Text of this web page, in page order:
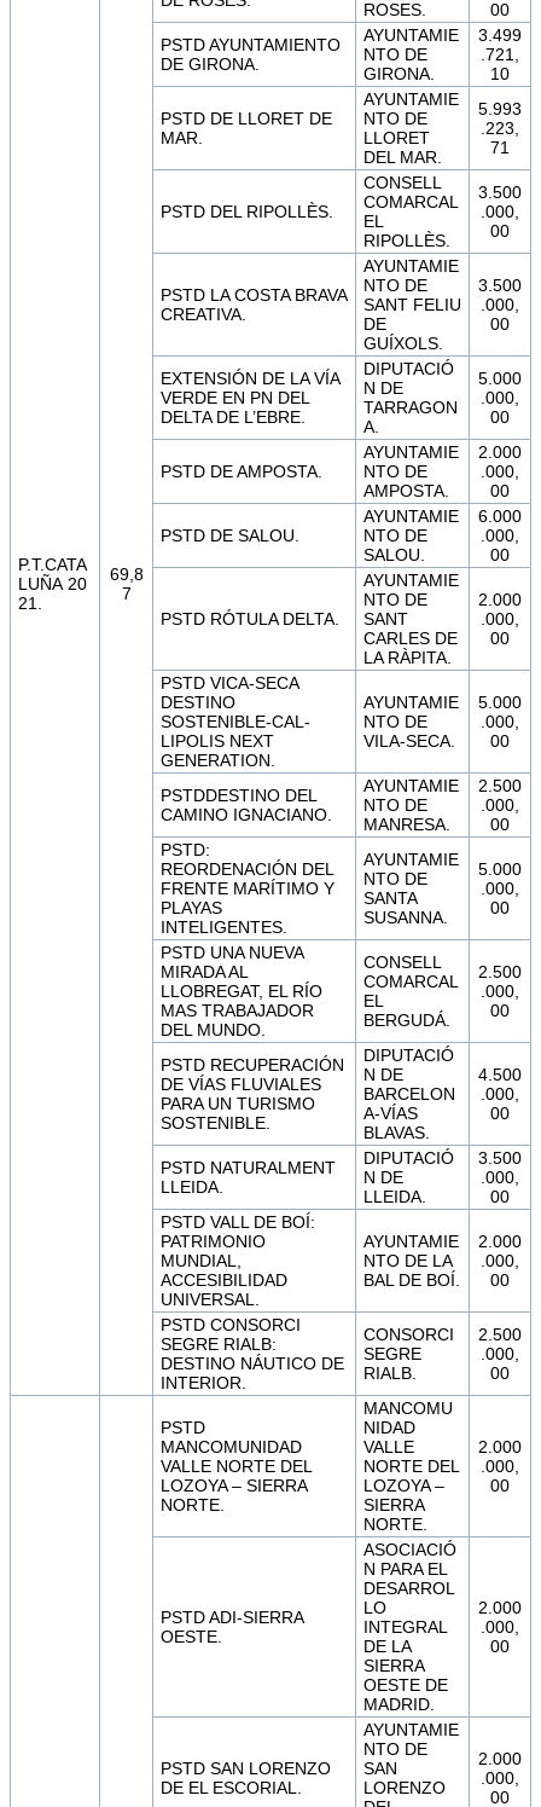
P.T.CATA
LUÑA 20
21.
69,8
7
ROSES.
00
PSTD AYUNTAMIENTO
DE GIRONA.
AYUNTAMIE
NTO DE
GIRONA.
3.499
.721,
10
PSTD DE LLORET DE
MAR.
AYUNTAMIE
NTO DE
LLORET
DEL MAR.
5.993
.223,
71
PSTD DEL RIPOLLÈS.
CONSELL
COMARCAL
EL
RIPOLLÈS.
3.500
.000,
00
PSTD LA COSTA BRAVA
CREATIVA.
AYUNTAMIE
NTO DE
SANT FELIU
DE
GUÍXOLS.
3.500
.000,
00
EXTENSIÓN DE LA VÍA
VERDE EN PN DEL
DELTA DE L’EBRE.
DIPUTACIÓ
N DE
TARRAGON
A.
5.000
.000,
00
PSTD DE AMPOSTA.
AYUNTAMIE
NTO DE
AMPOSTA.
2.000
.000,
00
PSTD DE SALOU.
AYUNTAMIE
NTO DE
SALOU.
6.000
.000,
00
PSTD RÓTULA DELTA.
AYUNTAMIE
NTO DE
SANT
CARLES DE
LA RÀPITA.
2.000
.000,
00
PSTD VICA-SECA
DESTINO
SOSTENIBLE-CAL-
LIPOLIS NEXT
GENERATION.
AYUNTAMIE
NTO DE
VILA-SECA.
5.000
.000,
00
PSTDDESTINO DEL
CAMINO IGNACIANO.
AYUNTAMIE
NTO DE
MANRESA.
2.500
.000,
00
PSTD:
REORDENACIÓN DEL
FRENTE MARÍTIMO Y
PLAYAS
INTELIGENTES.
AYUNTAMIE
NTO DE
SANTA
SUSANNA.
5.000
.000,
00
PSTD UNA NUEVA
MIRADA AL
LLOBREGAT, EL RÍO
MAS TRABAJADOR
DEL MUNDO.
CONSELL
COMARCAL
EL
BERGUDÁ.
2.500
.000,
00
PSTD RECUPERACIÓN
DE VÍAS FLUVIALES
PARA UN TURISMO
SOSTENIBLE.
DIPUTACIÓ
N DE
BARCELON
A-VÍAS
BLAVAS.
4.500
.000,
00
PSTD NATURALMENT
LLEIDA.
DIPUTACIÓ
N DE
LLEIDA.
3.500
.000,
00
PSTD VALL DE BOÍ:
PATRIMONIO
MUNDIAL,
ACCESIBILIDAD
UNIVERSAL.
AYUNTAMIE
NTO DE LA
BAL DE BOÍ.
2.000
.000,
00
PSTD CONSORCI
SEGRE RIALB:
DESTINO NÁUTICO DE
INTERIOR.
CONSORCI
SEGRE
RIALB.
2.500
.000,
00
PSTD
MANCOMUNIDAD
VALLE NORTE DEL
LOZOYA – SIERRA
NORTE.
MANCOMU
NIDAD
VALLE
NORTE DEL
LOZOYA –
SIERRA
NORTE.
2.000
.000,
00
PSTD ADI-SIERRA
OESTE.
ASOCIACIÓ
N PARA EL
DESARROL
LO
INTEGRAL
DE LA
SIERRA
OESTE DE
MADRID.
2.000
.000,
00
PSTD SAN LORENZO
DE EL ESCORIAL.
AYUNTAMIE
NTO DE
SAN
LORENZO
2.000
.000,
00